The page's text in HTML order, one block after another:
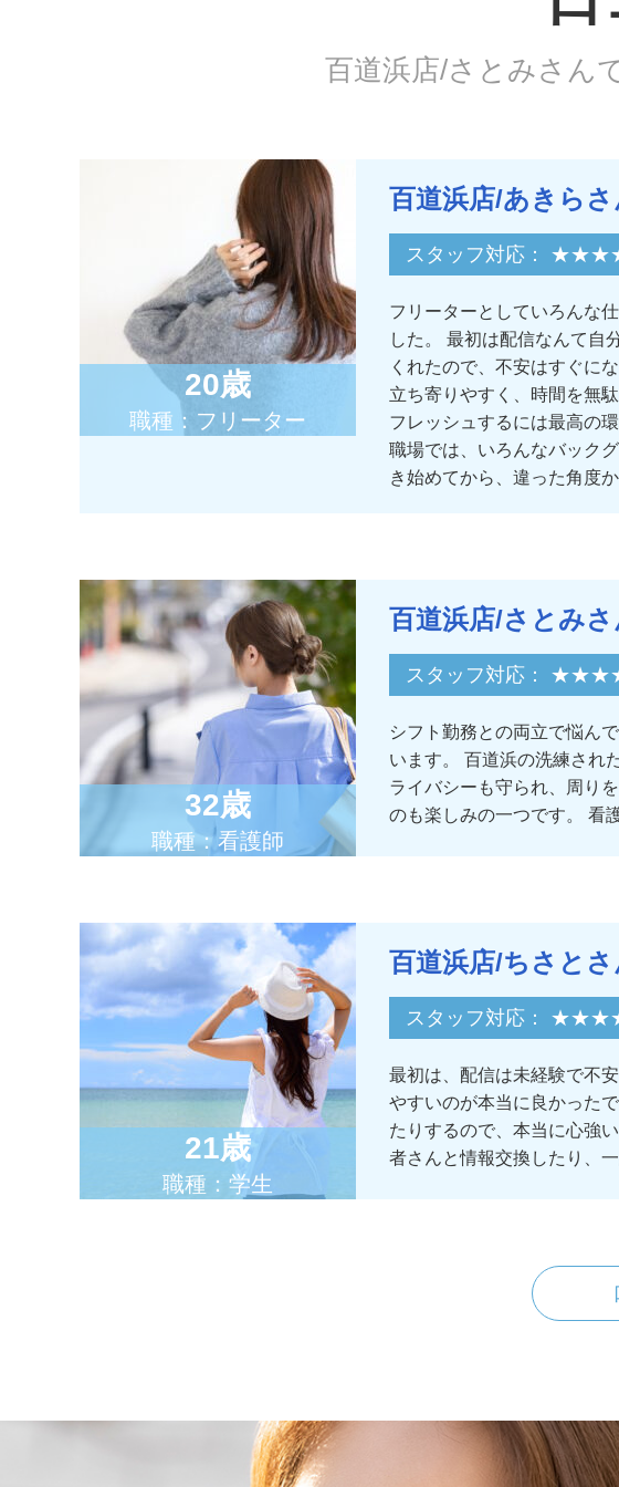
百道浜店/さとみさん
20歳
職種：フリーター
百道浜店/あきらさ
スタッフ対応 ：
フリーターとしていろんな
した。 最初は配信なんて自
くれたので、不安はすぐに
立ち寄りやすく、時間を無
フレッシュするには最高の
職場では、いろんなバック
き始めてから、違った角度
32歳
職種：看護師
百道浜店/さとみさ
スタッフ対応 ：
シフト勤務との両立で悩ん
います。 百道浜の洗練され
ライバシーも守られ、周り
のも楽しみの一つです。 看
21歳
職種：学生
百道浜店/ちさとさ
スタッフ対応 ：
最初は、配信は未経験で不
やすいのが本当に良かった
たりするので、本当に心強
者さんと情報交換したり、